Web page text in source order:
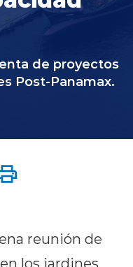
de proyectos
Post-Panamax.
reunión de
los jardines